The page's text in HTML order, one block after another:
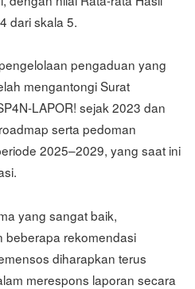
dari skala 5.
pengaduan yang
mengantongi Surat
LAPOR! sejak 2023 dan
serta pedoman
2025–2029, yang saat ini
yang sangat baik,
beberapa rekomendasi
diharapkan terus
merespons laporan secara